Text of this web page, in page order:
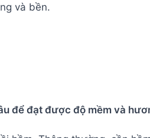
và bền.
để đạt được độ mềm và